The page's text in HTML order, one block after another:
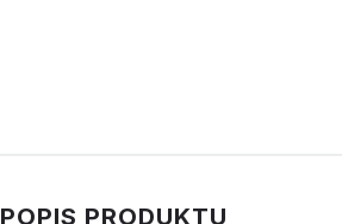
POPIS PRODUKTU